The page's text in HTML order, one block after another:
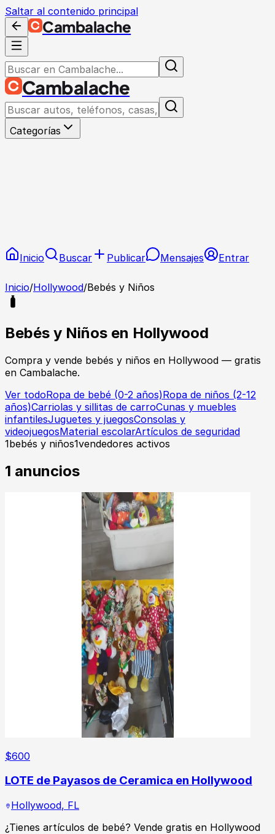
Saltar al contenido principal
Cambalache
Cambalache
Categorías
Inicio Buscar Publicar Mensajes Entrar
Inicio/Hollywood/Bebés y Niños
Bebés y Niños en Hollywood
Compra y vende bebés y niños en Hollywood — gratis
en Cambalache.
Ver todoRopa de bebé (0-2 años)Ropa de niños (2-12
años)Carriolas y sillitas de carroCunas y muebles
infantilesJuguetes y juegosConsolas y
videojuegosMaterial escolarArtículos de seguridad
1bebés y niños1vendedores activos
1 anuncios
$600
LOTE de Payasos de Ceramica en Hollywood
Hollywood, FL
¿Tienes artículos de bebé? Vende gratis en Hollywood